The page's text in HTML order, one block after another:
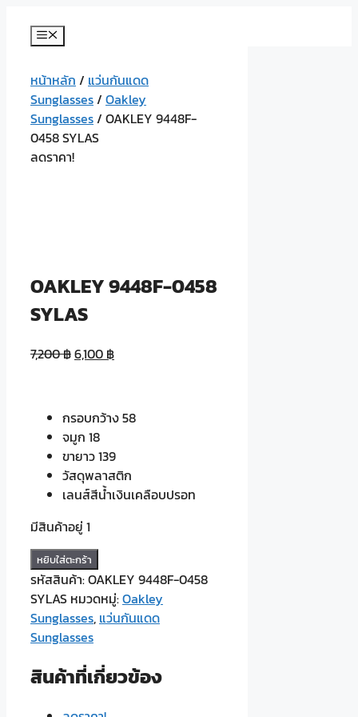
Menu
หน้าหลัก / แว่นกันแดด
Sunglasses/ Oakley
Sunglasses/ OAKLEY 9448F-
0458 SYLAS
ลดราคา!
OAKLEY 9448F-0458
SYLAS
7,200฿6,100 ฿
กรอบกว้าง 58
จมูก 18
ขายาว 139
วัสดุพลาสติก
เลนส์สีน้ำเงินเคลือบปรอท
มีสินค้าอยู่ 1
จำนวน
OAKLEY
9448F-
0458
SYLAS
หยิบใส่ตะกร้า
รหัสสินค้า:OAKLEY 9448F-0458
SYLAS หมวดหมู่:Oakley
Sunglasses, แว่นกันแดด
Sunglasses
สินค้าที่เกี่ยวข้อง